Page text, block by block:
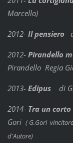
Marcello)
2012- Il pensiero
2012- Pirandello
Pirandello Regia
2013- Edipusdi
2014- Tra un
Gori ( G.Gori
d'Autore)